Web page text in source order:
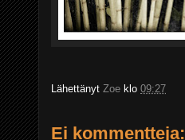
Lähettänyt Zoe klo 09:27
Ei kommentteja: